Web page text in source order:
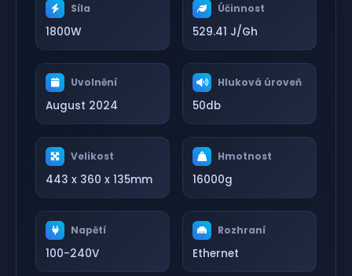
Síla
1800W
Účinnost
529.41 J/Gh
Uvolnění
August 2024
Hluková úroveň
50db
Velikost
443 x 360 x 135mm
Hmotnost
16000g
Napětí
100-240V
Rozhraní
Ethernet